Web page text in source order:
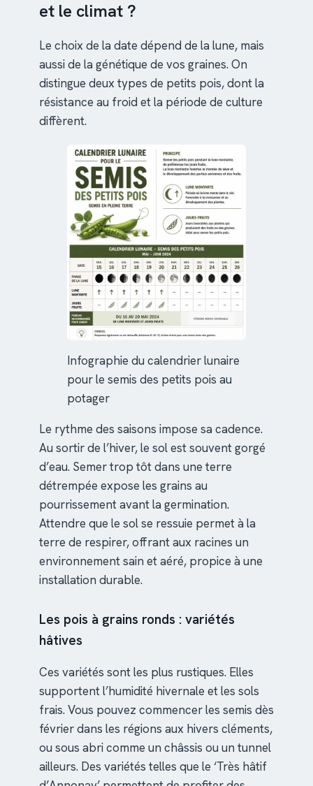
et le climat ?
Le choix de la date dépend de la lune, mais
aussi de la génétique de vos graines. On
distingue deux types de petits pois, dont la
résistance au froid et la période de culture
diffèrent.
Infographie du calendrier lunaire
pour le semis des petits pois au
potager
Le rythme des saisons impose sa cadence.
Au sortir de l’hiver, le sol est souvent gorgé
d’eau. Semer trop tôt dans une terre
détrempée expose les grains au
pourrissement avant la germination.
Attendre que le sol se ressuie permet à la
terre de respirer, offrant aux racines un
environnement sain et aéré, propice à une
installation durable.
Les pois à grains ronds : variétés
hâtives
Ces variétés sont les plus rustiques. Elles
supportent l’humidité hivernale et les sols
frais. Vous pouvez commencer les semis dès
février dans les régions aux hivers cléments,
ou sous abri comme un châssis ou un tunnel
ailleurs. Des variétés telles que le ‘Très hâtif